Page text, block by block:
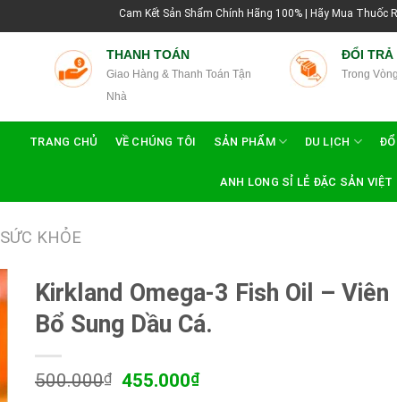
Cam Kết Sản Shẩm Chính Hãng 100% | Hãy Mua Thuốc Rắn Thái Lan
THANH TOÁN
Giao Hàng & Thanh Toán Tận
Nhà
ĐỔI TRẢ
Trong
TRANG CHỦ VỀ CHÚNG TÔI SẢN PHẨM DU LỊCH
ANH LONG SỈ LẺ ĐẶC SẢN VIỆT
SỨC KHỎE
Kirkland Omega-3 Fish Oil – Viên
Bổ Sung Dầu Cá.
500.000₫ Giá
455.000₫Giá